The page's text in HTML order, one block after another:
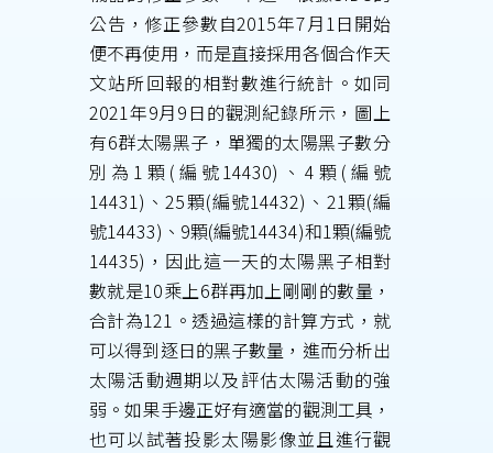
公告，修正參數自2015年7月1日開始
便不再使用，而是直接採用各個合作天
文站所回報的相對數進行統計。如同
2021年9月9日的觀測紀錄所示，圖上
有6群太陽黑子，單獨的太陽黑子數分
別為1顆(編號14430)、4顆(編號
14431)、25顆(編號14432)、21顆(編
號14433)、9顆(編號14434)和1顆(編號
14435)，因此這一天的太陽黑子相對
數就是10乘上6群再加上剛剛的數量，
合計為121。透過這樣的計算方式，就
可以得到逐日的黑子數量，進而分析出
太陽活動週期以及評估太陽活動的強
弱。如果手邊正好有適當的觀測工具，
也可以試著投影太陽影像並且進行觀